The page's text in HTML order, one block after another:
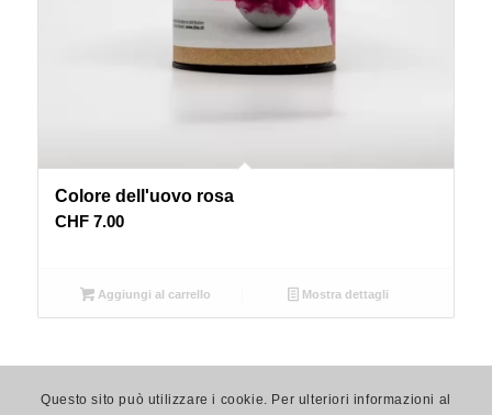
Colore dell'uovo rosa
CHF7.00
Aggiungi al carrello Mostra dettagli
Questo sito può utilizzare i cookie. Per ulteriori informazioni al